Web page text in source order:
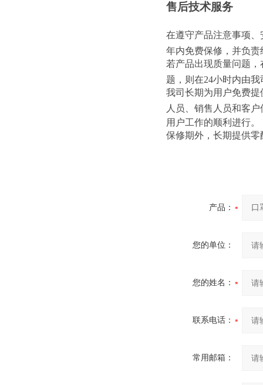
售后技术服务
在遵守产品注意事项
年内免费保修，并负责
若产品出现质量问题
题，则在24小时内由
我司长期为用户免费
人员、销售人员和客
用户工作的顺利进行。
保修期外，长期提供
产品：
您的单位：
您的姓名：
联系电话：
常用邮箱：